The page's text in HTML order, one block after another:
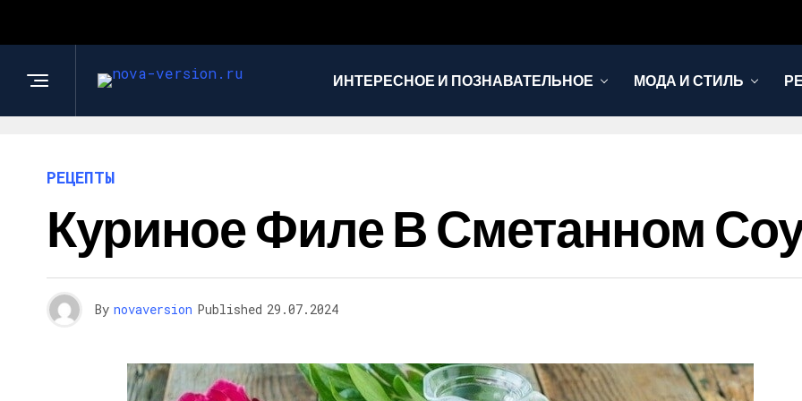
ИНТЕРЕСНОЕ И ПОЗНАВАТЕЛЬНОЕ МОДА И СТИЛЬ
РЕЦЕПТЫ
Куриное Филе В Сметанном
By novaversion Published 29.07.2024